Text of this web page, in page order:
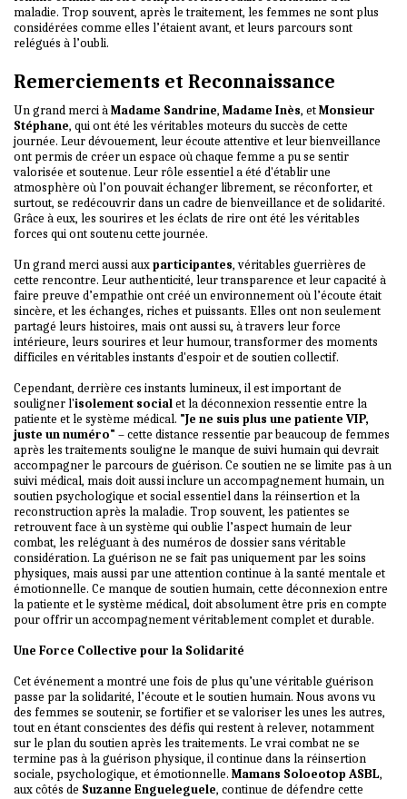
maladie. Trop souvent, après le traitement, les femmes ne sont plus
considérées comme elles l’étaient avant, et leurs parcours sont
relégués à l’oubli.
Remerciements et Reconnaissance
Un grand merci àMadame Sandrine, Madame Inès, etMonsieur
Stéphane, qui ont été les véritables moteurs du succès de cette
journée. Leur dévouement, leur écoute attentive et leur bienveillance
ont permis de créer un espace où chaque femme a pu se sentir
valorisée et soutenue. Leur rôle essentiel a été d'établir une
atmosphère où l’on pouvait échanger librement, se réconforter, et
surtout, se redécouvrir dans un cadre de bienveillance et de solidarité.
Grâce à eux, les sourires et les éclats de rire ont été les véritables
forces qui ont soutenu cette journée.
Un grand merci aussi auxparticipantes, véritables guerrières de
cette rencontre. Leur authenticité, leur transparence et leur capacité à
faire preuve d’empathie ont créé un environnement où l’écoute était
sincère, et les échanges, riches et puissants. Elles ont non seulement
partagé leurs histoires, mais ont aussi su, à travers leur force
intérieure, leurs sourires et leur humour, transformer des moments
difficiles en véritables instants d'espoir et de soutien collectif.
Cependant, derrière ces instants lumineux, il est important de
souligner l'isolement socialet la déconnexion ressentie entre la
patiente et le système médical. "Je ne suis plus une patiente VIP,
juste un numéro" – cette distance ressentie par beaucoup de femmes
après les traitements souligne le manque de suivi humain qui devrait
accompagner le parcours de guérison. Ce soutien ne se limite pas à un
suivi médical, mais doit aussi inclure un accompagnement humain, un
soutien psychologique et social essentiel dans la réinsertion et la
reconstruction après la maladie. Trop souvent, les patientes se
retrouvent face à un système qui oublie l’aspect humain de leur
combat, les reléguant à des numéros de dossier sans véritable
considération. La guérison ne se fait pas uniquement par les soins
physiques, mais aussi par une attention continue à la santé mentale et
émotionnelle. Ce manque de soutien humain, cette déconnexion entre
la patiente et le système médical, doit absolument être pris en compte
pour offrir un accompagnement véritablement complet et durable.
Une Force Collective pour la Solidarité
Cet événement a montré une fois de plus qu’une véritable guérison
passe par la solidarité, l’écoute et le soutien humain. Nous avons vu
des femmes se soutenir, se fortifier et se valoriser les unes les autres,
tout en étant conscientes des défis qui restent à relever, notamment
sur le plan du soutien après les traitements. Le vrai combat ne se
termine pas à la guérison physique, il continue dans la réinsertion
sociale, psychologique, et émotionnelle. Mamans Soloeotop ASBL,
aux côtés de Suzanne Engueleguele, continue de défendre cette